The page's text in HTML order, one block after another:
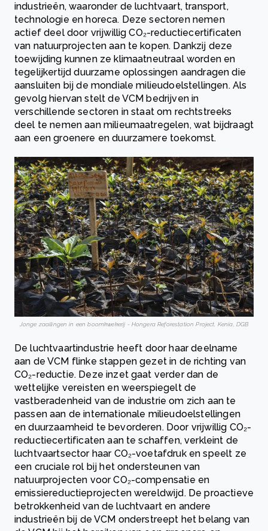
industrieën, waaronder de luchtvaart, transport,
technologie en horeca. Deze sectoren nemen
actief deel door vrijwillig CO₂-reductiecertificaten
van natuurprojecten aan te kopen. Dankzij deze
toewijding kunnen ze klimaatneutraal worden en
tegelijkertijd duurzame oplossingen aandragen die
aansluiten bij de mondiale milieudoelstellingen. Als
gevolg hiervan stelt de VCM bedrijven in
verschillende sectoren in staat om rechtstreeks
deel te nemen aan milieumaatregelen, wat bijdraagt
aan een groenere en duurzamere toekomst.
Jonge zaailingen in een boomkwekerij - Hongera Reforestation Project, Kenia, DGB
De luchtvaartindustrie heeft door haar deelname
aan de VCM flinke stappen gezet in de richting van
CO₂-reductie. Deze inzet gaat verder dan de
wettelijke vereisten en weerspiegelt de
vastberadenheid van de industrie om zich aan te
passen aan de internationale milieudoelstellingen
en duurzaamheid te bevorderen. Door vrijwillig CO₂-
reductiecertificaten aan te schaffen, verkleint de
luchtvaartsector haar CO₂-voetafdruk en speelt ze
een cruciale rol bij het ondersteunen van
natuurprojecten voor CO₂-compensatie en
emissiereductieprojecten wereldwijd. De proactieve
betrokkenheid van de luchtvaart en andere
industrieën bij de VCM onderstreept het belang van